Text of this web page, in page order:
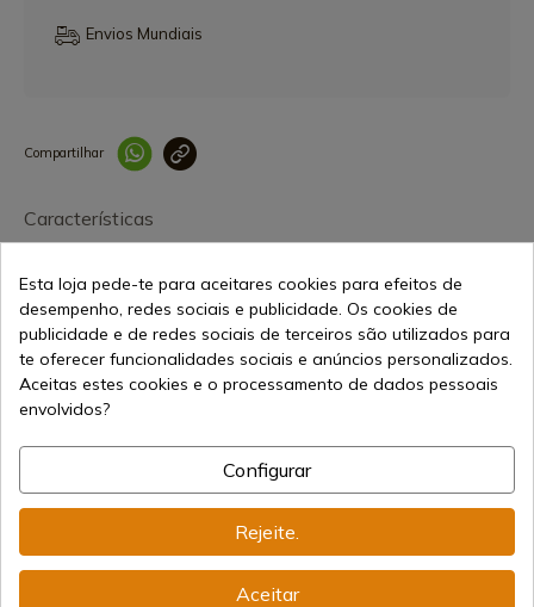
Envios Mundiais
Compartilhar
Características
259,23 €
Vendendo online desde 1998
Métodos de Pagamento
Seguros
Esta loja pede-te para aceitares cookies para efeitos de
desempenho, redes sociais e publicidade. Os cookies de
publicidade e de redes sociais de terceiros são utilizados para
te oferecer funcionalidades sociais e anúncios personalizados.
Aceitas estes cookies e o processamento de dados pessoais
envolvidos?
Configurar
Rejeite.
Aceitar